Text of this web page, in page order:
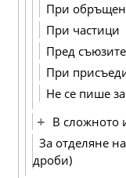
При
При частици
Пред
При
Не се пише
В сложното
За отделяне
дроби)